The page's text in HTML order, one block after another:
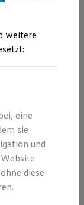
weitere
eine
sie
und
diese